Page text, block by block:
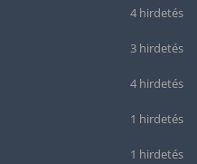
4 hirdetés
3 hirdetés
4 hirdetés
1 hirdetés
1 hirdetés